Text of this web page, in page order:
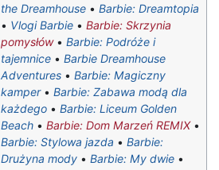
the Dreamhouse • Barbie: Dreamtopia
• Vlogi Barbie • Barbie: Skrzynia
pomysłów• Barbie: Podróże i
tajemnice • Barbie Dreamhouse
Adventures • Barbie: Magiczny
kamper• Barbie: Zabawa modą dla
każdego • Barbie: Liceum Golden
Beach • Barbie: Dom Marzeń REMIX•
Barbie: Stylowa jazda • Barbie:
Drużyna mody • Barbie: My dwie •